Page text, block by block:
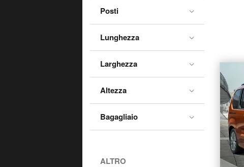
Posti
Lunghezza
Larghezza
Altezza
Bagagliaio
ALTRO